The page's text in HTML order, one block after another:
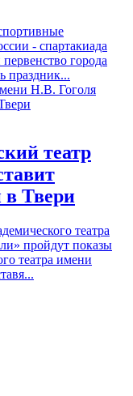
- спартакиада
города
праздник...
театр
в Твери
театра
пройдут показы
театра имени